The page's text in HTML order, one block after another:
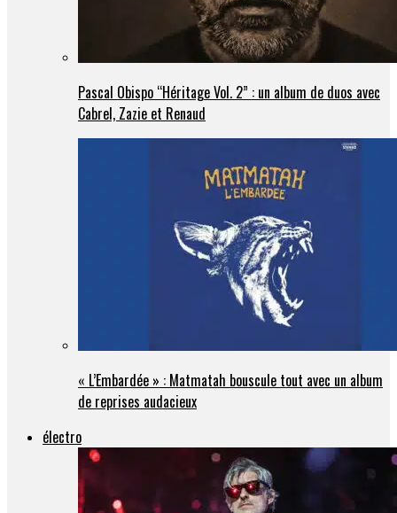
Pascal Obispo “Héritage Vol. 2” : un album de duos avec
Cabrel, Zazie et Renaud
« L’Embardée » : Matmatah bouscule tout avec un album
de reprises audacieux
électro